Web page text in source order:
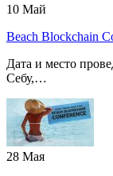
10 Май
Beach Blockchain
Дата и место
Себу,…
28 Мая